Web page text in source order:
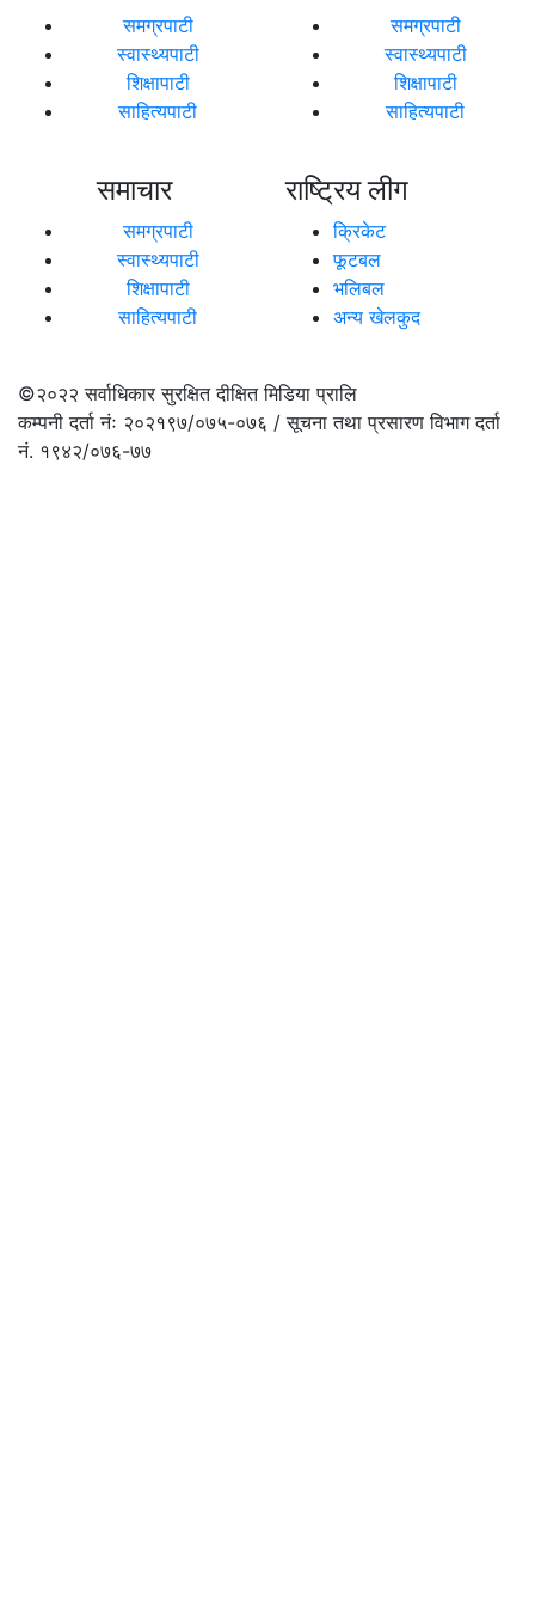
समग्रपाटी
स्वास्थ्यपाटी
शिक्षापाटी
साहित्यपाटी
समग्रपाटी
स्वास्थ्यपाटी
शिक्षापाटी
साहित्यपाटी
समाचार
समग्रपाटी
स्वास्थ्यपाटी
शिक्षापाटी
साहित्यपाटी
राष्ट्रिय लीग
क्रिकेट
फूटबल
भलिबल
अन्य खेलकुद
©२०२२सर्वाधिकार सुरक्षित दीक्षित मिडिया प्रालि
कम्पनी दर्ता नंः २०२१९७/०७५-०७६ / सूचना तथा प्रसारण विभाग दर्ता
नं. १९४२/०७६-७७